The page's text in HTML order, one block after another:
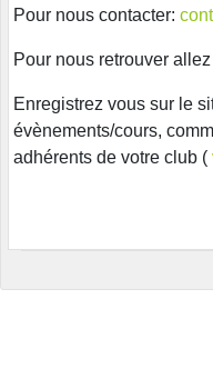
Pour nous contacter:
Pour nous retrouver
Enregistrez vous sur le
évènements/cours,
adhérents de votre club (